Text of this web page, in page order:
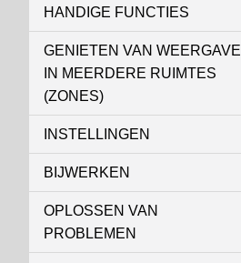
HANDIGE FUNCTIES
GENIETEN VAN WEERGAVE
IN MEERDERE RUIMTES
(ZONES)
INSTELLINGEN
BIJWERKEN
OPLOSSEN VAN
PROBLEMEN